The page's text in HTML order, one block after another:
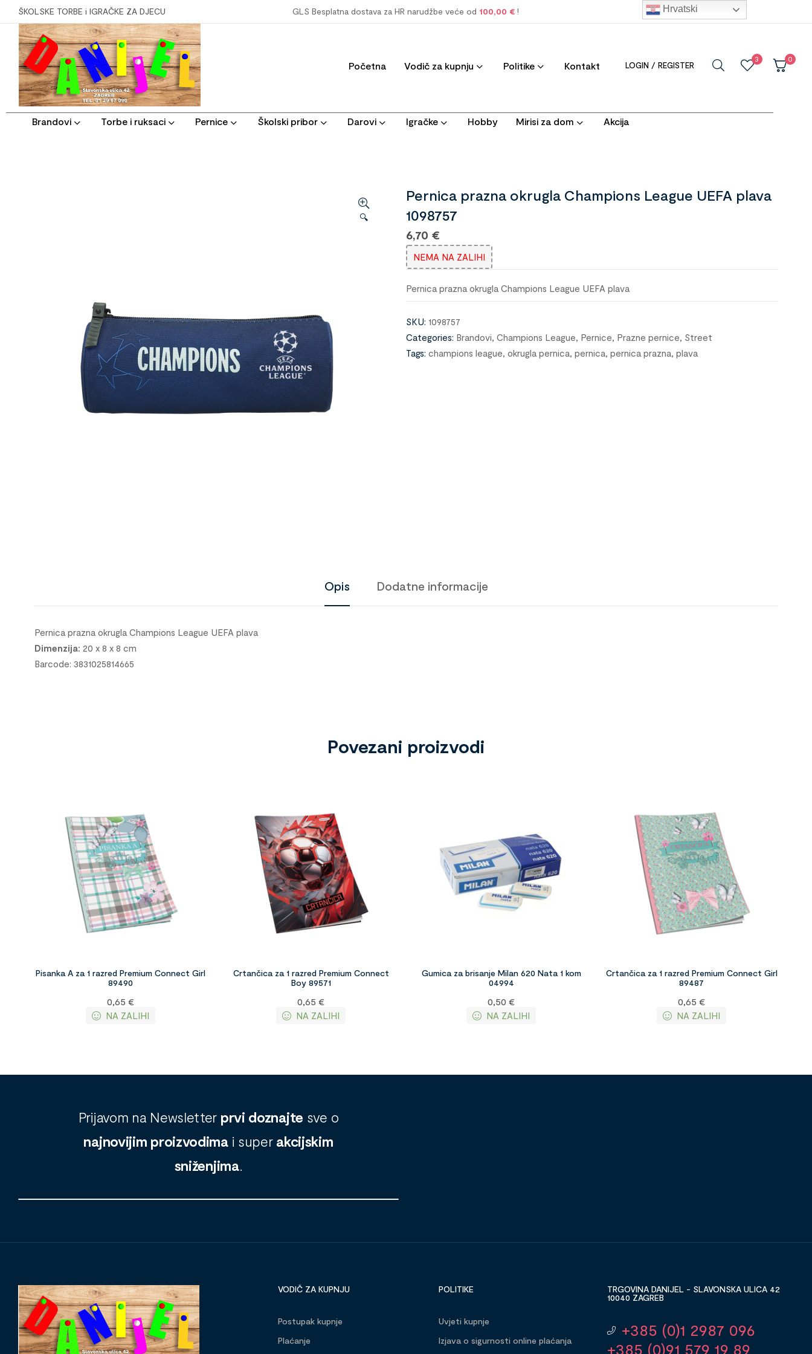
ŠKOLSKE TORBE i IGRAČKE ZA DJECU GLS Besplatna dostava za HR narudžbe veće od 100,00 € !
Početna Vodič za kupnju Politike Kontakt LOGIN / REGISTER
3 0
Brandovi Torbe i ruksaci Pernice Školski pribor Darovi Igračke Hobby Mirisi za dom Akcija
🔍
Pernica prazna okrugla Champions League UEFA plava
1098757
6,70 €
NEMA NA ZALIHI
Pernica prazna okrugla Champions League UEFA plava
SKU: 1098757
Categories: Brandovi, Champions League, Pernice, Prazne pernice, Street
Tags: champions league, okrugla pernica, pernica, pernica prazna, plava
Opis Dodatne informacije
Pernica prazna okrugla Champions League UEFA plava
Dimenzija: 20 x 8 x 8 cm
Barcode: 3831025814665
Povezani proizvodi
Pisanka A za 1 razred Premium Connect Girl
89490
0,65 €
NA ZALIHI
Crtančica za 1 razred Premium Connect
Boy 89571
0,65 €
NA ZALIHI
Gumica za brisanje Milan 620 Nata 1 kom
04994
0,50 €
NA ZALIHI
Crtančica za 1 razred Premium Connect Girl
89487
0,65 €
NA ZALIHI
Prijavom na Newsletter prvi doznajte sve o
najnovijim proizvodimai super akcijskim
sniženjima.
VODIČ ZA KUPNJU
Postupak kupnje
Plaćanje
POLITIKE
Uvjeti kupnje
Izjava o sigurnosti online plaćanja
TRGOVINA DANIJEL - SLAVONSKA ULICA 42
10040 ZAGREB
+385 (0)1 2987 096
+385 (0)91 579 19 89
Hrvatski